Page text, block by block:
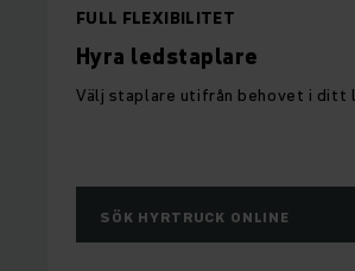
FULL FLEXIBILITET
Hyra ledstaplare
Välj staplare utifrån behovet i ditt
SÖK HYRTRUCK ONLINE